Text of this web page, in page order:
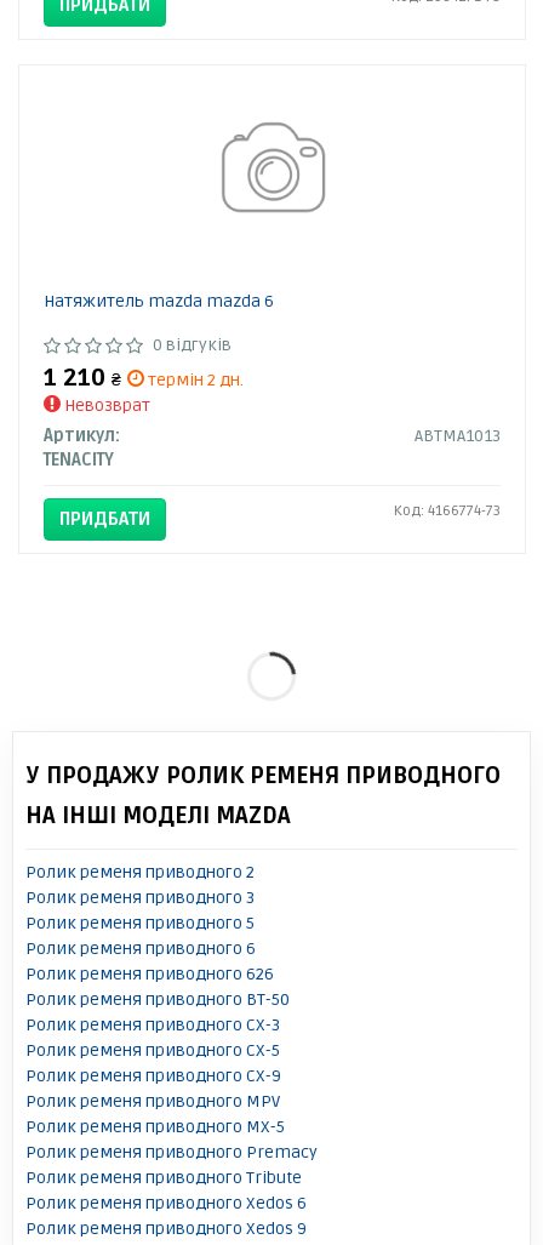
ПРИДБАТИ
Натяжитель mazda mazda 6
0 відгуків
1 210 ₴
термін 2 дн.
Невозврат
Артикул:
ABTMA1013
TENACITY
ПРИДБАТИ Код: 4166774-73
У ПРОДАЖУ РОЛИК РЕМЕНЯ ПРИВОДНОГО
НА ІНШІ МОДЕЛІ MAZDA
Ролик ременя приводного 2
Ролик ременя приводного 3
Ролик ременя приводного 5
Ролик ременя приводного 6
Ролик ременя приводного 626
Ролик ременя приводного BT-50
Ролик ременя приводного CX-3
Ролик ременя приводного CX-5
Ролик ременя приводного CX-9
Ролик ременя приводного MPV
Ролик ременя приводного MX-5
Ролик ременя приводного Premacy
Ролик ременя приводного Tribute
Ролик ременя приводного Xedos 6
Ролик ременя приводного Xedos 9